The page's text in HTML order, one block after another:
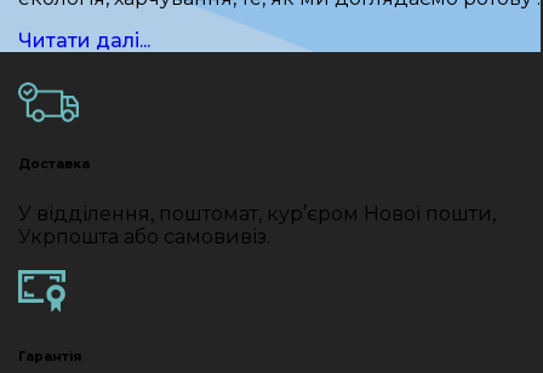
Читати далі...
Доставка
У відділення, поштомат, кур’єром Нової пошти,
Укрпошта або самовивіз.
Гарантія